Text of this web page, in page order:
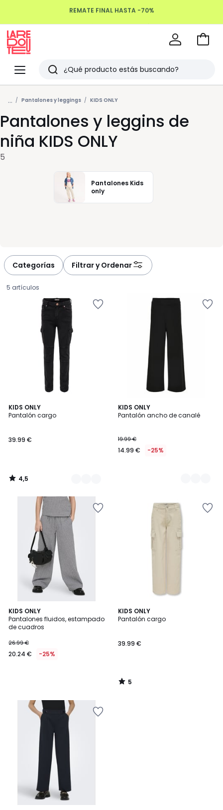
Menu
Redoute
Buscar
Últimos
artículos
vistos
Ir
... Pantalones y leggings KIDS ONLY
Pantalones y leggins de
niña KIDS ONLY
5
Pantalones Kids
only
Categorías Filtrar y Ordenar
5 artículos
KIDS ONLY
Pantalón cargo
€.
39.99 €
4,5
/ 5
2
Colores
4,5
/
KIDS ONLY
Pantalón ancho de canalé
19.99 €
14.99 € -25%
2
Colores
KIDS ONLY
Pantalones fluidos, estampado
de cuadros
26.99 €
20.24 € -25%
KIDS ONLY
Pantalón cargo
39.99 €
5
/
5
/